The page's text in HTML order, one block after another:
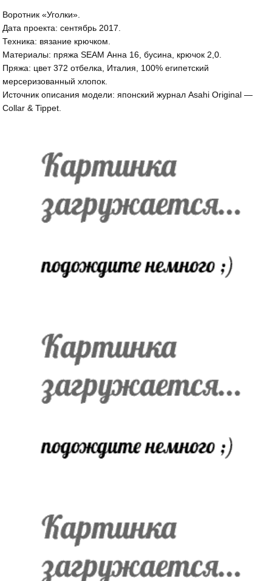
Воротник «Уголки».
Дата проекта: сентябрь 2017.
Техника: вязание крючком.
Материалы: пряжа SEAM Анна 16, бусина, крючок 2,0.
Пряжа: цвет 372 отбелка, Италия, 100% египетский
мерсеризованный хлопок.
Источник описания модели: японский журнал Asahi Original —
Collar & Tippet.